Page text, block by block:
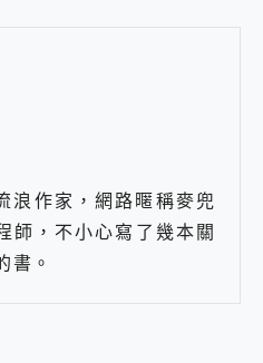
浪作家，網路暱稱麥兜
師，不小心寫了幾本關
。